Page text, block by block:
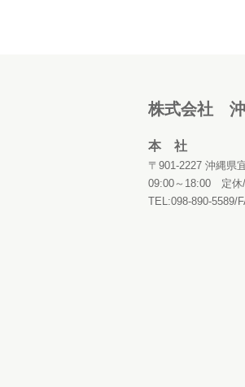
株式会社
本 社
〒901-2227 沖縄県
09:00～18:00 定休/
TEL:098-890-5589/